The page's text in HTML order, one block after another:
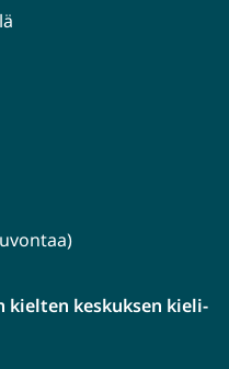
kielten keskuksen kieli-